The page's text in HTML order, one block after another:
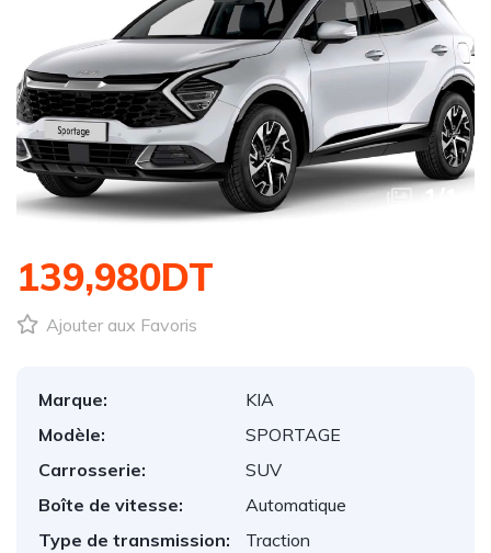
1/
139,980DT
Ajouter aux Favoris
Marque:
KIA
Modèle:
SPORTAGE
Carrosserie:
SUV
Boîte de vitesse:
Automatique
Type de transmission:
Traction